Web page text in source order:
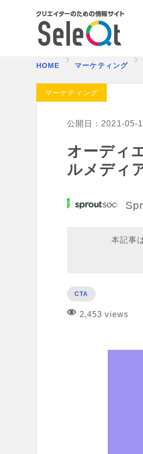
HOME マーケティング
マーケティング
公開日：2021-05-
オーディ
ルメディ
本記事
CTA
2,453 views